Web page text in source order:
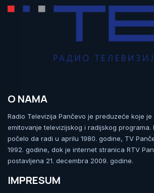
O NAMA
Radio Televizija Pančevo je preduzeće koje
emitovanje televizijskog i radijskog programa.
počelo da radi u aprilu 1980. godine, TV
1992. godine, dok je internet stranica RTV
postavljena 21. decembra 2009. godine.
IMPRESUM